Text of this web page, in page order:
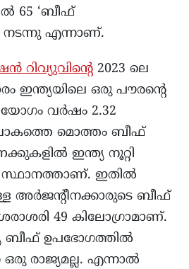
65 ‘ബീഫ്
എന്നാണ്.
റിവ്യുവിന്റെ 2023 ലെ
ഇന്ത്യയിലെ ഒരു പൗരന്റെ
വർഷം 2.32
മൊത്തം ബീഫ്
ഇന്ത്യ നൂറ്റി
സ്ഥാനത്താണ്. ഇതിൽ
അർജന്റീനക്കാരുടെ ബീഫ്
49 കിലോഗ്രാമാണ്.
ബീഫ് ഉപഭോഗത്തിൽ
രാജ്യമല്ല. എന്നാൽ